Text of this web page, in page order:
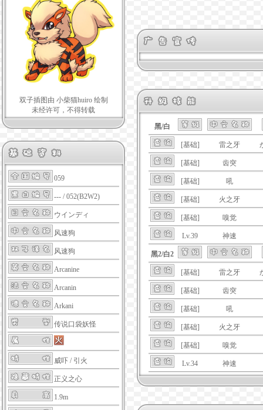
双子插图由 小柴猫huiro 绘制
未经许可，不得转载
059
--- / 052(B2W2)
ウインディ
风速狗
风速狗
Arcanine
Arcanin
Arkani
传说口袋妖怪
威吓 / 引火
正义之心
1.9m
黑/白
[基础] 雷之牙
[基础] 齿突
[基础] 吼
[基础] 火之牙
[基础] 嗅觉
Lv.39 神速
黑2/白2
[基础] 雷之牙
[基础] 齿突
[基础] 吼
[基础] 火之牙
[基础] 嗅觉
Lv.34 神速